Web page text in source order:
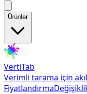
Ürünler
VertiTab
Verimli tarama için
Fiyatlandırma